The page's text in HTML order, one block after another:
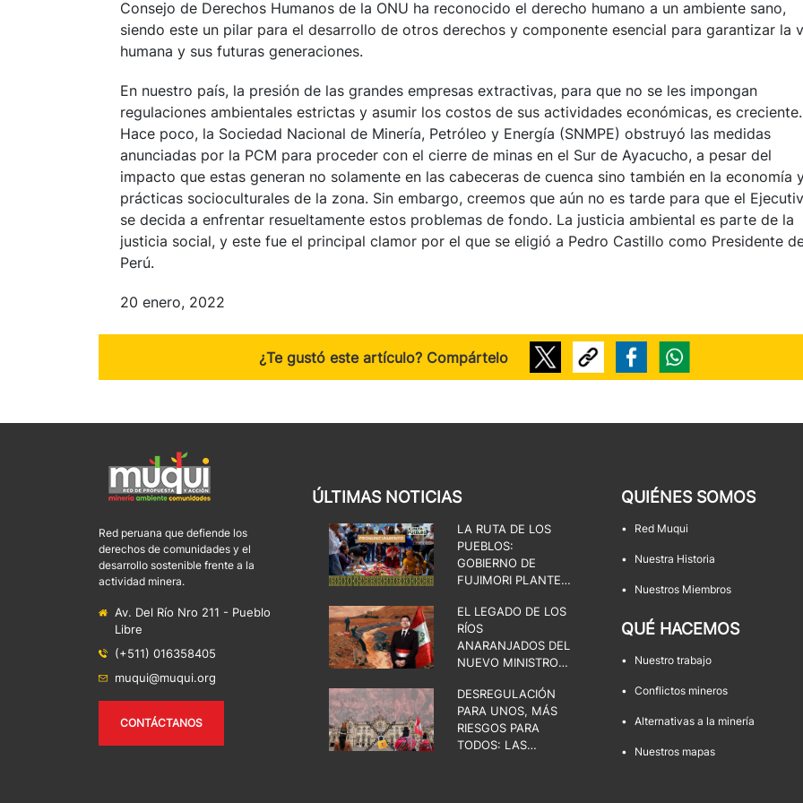
Consejo de Derechos Humanos de la ONU ha reconocido el derecho humano a un ambiente sano,
siendo este un pilar para el desarrollo de otros derechos y componente esencial para garantizar la
humana y sus futuras generaciones.
En nuestro país, la presión de las grandes empresas extractivas, para que no se les impongan
regulaciones ambientales estrictas y asumir los costos de sus actividades económicas, es creciente.
Hace poco, la Sociedad Nacional de Minería, Petróleo y Energía (SNMPE) obstruyó las medidas
anunciadas por la PCM para proceder con el cierre de minas en el Sur de Ayacucho, a pesar del
impacto que estas generan no solamente en las cabeceras de cuenca sino también en la economía
prácticas socioculturales de la zona. Sin embargo, creemos que aún no es tarde para que el
se decida a enfrentar resueltamente estos problemas de fondo. La justicia ambiental es parte de la
justicia social, y este fue el principal clamor por el que se eligió a Pedro Castillo como Presidente
Perú.
20 enero, 2022
¿Te gustó este artículo? Compártelo
Red peruana que defiende los
derechos de comunidades y el
desarrollo sostenible frente a la
actividad minera.
Av. Del Río Nro 211 - Pueblo
Libre
(+511) 016358405
muqui@muqui.org
CONTÁCTANOS
ÚLTIMAS NOTICIAS
LA RUTA DE LOS
PUEBLOS:
GOBIERNO DE
FUJIMORI PLANTEA
EL ESTADO, LA
DEMOCRACIA Y LOS
TERRITORIOS
EL LEGADO DE LOS
RÍOS
ANARANJADOS DEL
NUEVO MINISTRO
MINAS
DESREGULACIÓN
PARA UNOS, MÁS
RIESGOS PARA
TODOS: LAS
QUIÉNES SOMOS
• Red Muqui
• Nuestra Historia
• Nuestros Miembros
QUÉ HACEMOS
• Nuestro trabajo
• Conflictos mineros
• Alternativas a la minería
• Nuestros mapas